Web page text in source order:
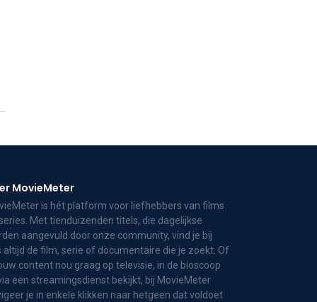
MovieMeter
is hét platform voor liefhebbers van films
Met tienduizenden titels, die dagelijkse
aangevuld door onze community, vind je bij
altijd de film, serie of documentaire die je zoekt. Of
content nou graag op televisie, in de bioscoop
een streamingsdienst bekijkt, bij MovieMeter
je in enkele klikken naar hetgeen dat voldoet